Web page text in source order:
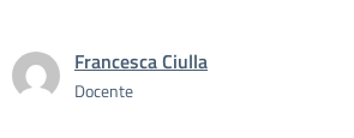
Francesca Ciulla
Docente